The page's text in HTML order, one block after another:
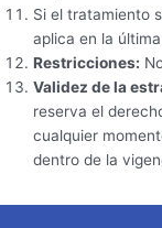
Si el tratamiento
aplica en la
Restricciones:
Validez de la
reserva el
cualquier
dentro de la